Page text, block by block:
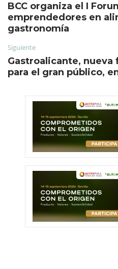
BCC organiza el I
emprendedores en
gastronomía
Siguiente
Gastroalicante,
para el gran público,